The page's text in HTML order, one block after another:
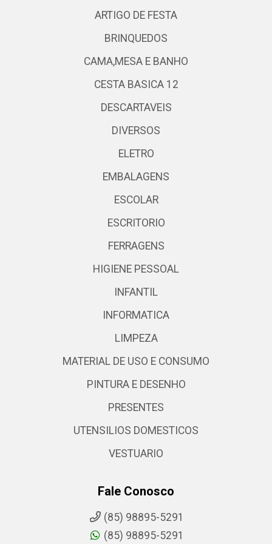
ARTIGO DE FESTA
BRINQUEDOS
CAMA,MESA E BANHO
CESTA BASICA 12
DESCARTAVEIS
DIVERSOS
ELETRO
EMBALAGENS
ESCOLAR
ESCRITORIO
FERRAGENS
HIGIENE PESSOAL
INFANTIL
INFORMATICA
LIMPEZA
MATERIAL DE USO E CONSUMO
PINTURA E DESENHO
PRESENTES
UTENSILIOS DOMESTICOS
VESTUARIO
Fale Conosco
(85) 98895-5291
(85) 98895-5291